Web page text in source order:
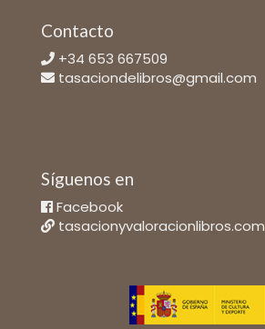
Contacto
+34 653 667509
tasaciondelibros@gmail.com
Síguenos en
Facebook
tasacionyvaloracionlibros.com